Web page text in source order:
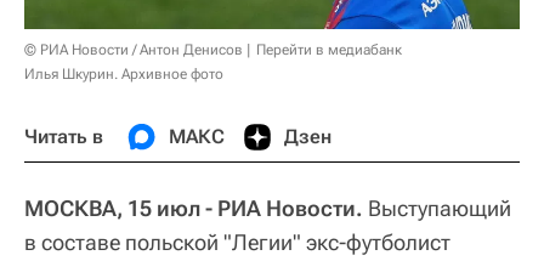
© РИА Новости / Антон Денисов
Перейти в медиабанк
Илья Шкурин. Архивное фото
Читать в МАКС Дзен
МОСКВА, 15 июл - РИА Новости. Выступающий
в составе польской "Легии" экс-футболист